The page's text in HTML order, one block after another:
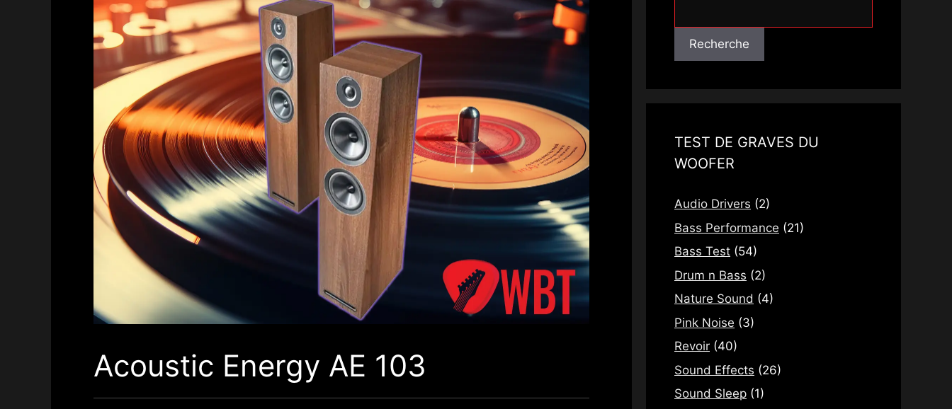
Acoustic Energy AE 103
Recherche
TEST DE GRAVES DU
WOOFER
Audio Drivers (2)
Bass Performance (21)
Bass Test (54)
Drum n Bass (2)
Nature Sound (4)
Pink Noise (3)
Revoir (40)
Sound Effects (26)
Sound Sleep (1)